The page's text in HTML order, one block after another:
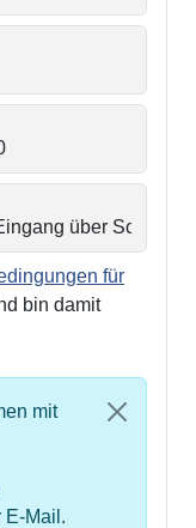
für
bin damit
mit
E-Mail.